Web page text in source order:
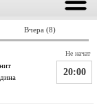
Вчера (8)
20:00
Не начат